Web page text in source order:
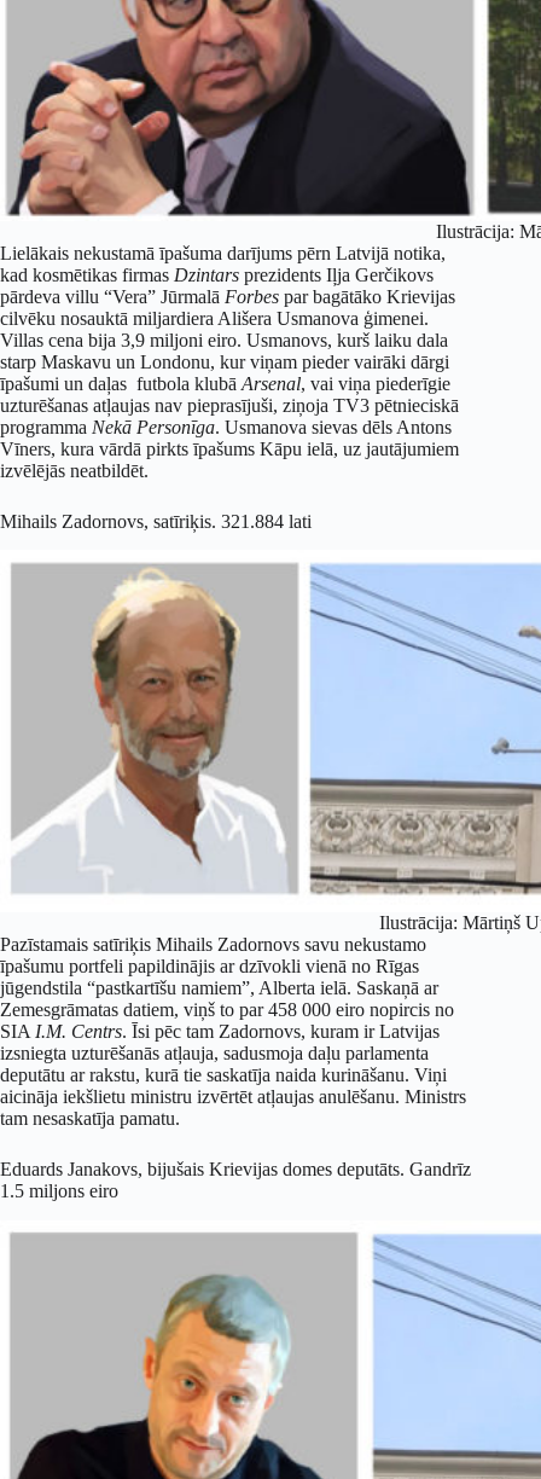
Ilustrācija:
Lielākais nekustamā īpašuma darījums pērn Latvijā notika,
kad kosmētikas firmas Dzintars prezidents Iļja Gerčikovs
pārdeva villu “Vera” Jūrmalā Forbes par bagātāko Krievijas
cilvēku nosauktā miljardiera Ališera Usmanova ģimenei.
Villas cena bija 3,9 miljoni eiro. Usmanovs, kurš laiku dala
starp Maskavu un Londonu, kur viņam pieder vairāki dārgi
īpašumi un daļas futbola klubā Arsenal, vai viņa piederīgie
uzturēšanas atļaujas nav pieprasījuši, ziņoja TV3 pētnieciskā
programma Nekā Personīga. Usmanova sievas dēls Antons
Vīners, kura vārdā pirkts īpašums Kāpu ielā, uz jautājumiem
izvēlējās neatbildēt.
Mihails Zadornovs, satīriķis. 321.884 lati
Ilustrācija: Mārtiņš
Pazīstamais satīriķis Mihails Zadornovs savu nekustamo
īpašumu portfeli papildinājis ar dzīvokli vienā no Rīgas
jūgendstila “pastkartīšu namiem”, Alberta ielā. Saskaņā ar
Zemesgrāmatas datiem, viņš to par 458 000 eiro nopircis no
SIAI.M. Centrs. Īsi pēc tam Zadornovs, kuram ir Latvijas
izsniegta uzturēšanās atļauja, sadusmoja daļu parlamenta
deputātu ar rakstu, kurā tie saskatīja naida kurināšanu. Viņi
aicināja iekšlietu ministru izvērtēt atļaujas anulēšanu. Ministrs
tam nesaskatīja pamatu.
Eduards Janakovs, bijušais Krievijas domes deputāts. Gandrīz
1.5 miljons eiro